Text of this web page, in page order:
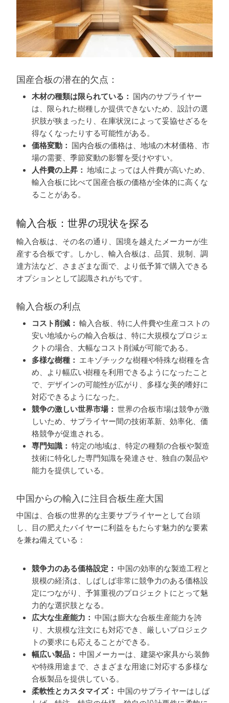
国産合板の潜在的欠点：
木材の種類は限られている： 国内のサプライヤー
は、限られた樹種しか提供できないため、設計の選
択肢が狭まったり、在庫状況によって妥協せざるを
得なくなったりする可能性がある。
価格変動： 国内合板の価格は、地域の木材価格、市
場の需要、季節変動の影響を受けやすい。
人件費の上昇： 地域によっては人件費が高いため、
輸入合板に比べて国産合板の価格が全体的に高くな
ることがある。
輸入合板：世界の現状を探る
輸入合板は、その名の通り、国境を越えたメーカーが生
産する合板です。しかし、輸入合板は、品質、規制、調
達方法など、さまざまな面で、より低予算で購入できる
オプションとして認識されがちです。
輸入合板の利点
コスト削減： 輸入合板、特に人件費や生産コストの
安い地域からの輸入合板は、特に大規模なプロジェ
クトの場合、大幅なコスト削減が可能である。
多様な樹種： エキゾチックな樹種や特殊な樹種を含
め、より幅広い樹種を利用できるようになったこと
で、デザインの可能性が広がり、多様な美的嗜好に
対応できるようになった。
競争の激しい世界市場： 世界の合板市場は競争が激
しいため、サプライヤー間の技術革新、効率化、価
格競争が促進される。
専門知識： 特定の地域は、特定の種類の合板や製造
技術に特化した専門知識を発達させ、独自の製品や
能力を提供している。
中国からの輸入に注目合板生産大国
中国は、合板の世界的な主要サプライヤーとして台頭
し、目の肥えたバイヤーに利益をもたらす魅力的な要素
を兼ね備えている：
競争力のある価格設定： 中国の効率的な製造工程と
規模の経済は、しばしば非常に競争力のある価格設
定につながり、予算重視のプロジェクトにとって魅
力的な選択肢となる。
広大な生産能力： 中国は膨大な合板生産能力を誇
り、大規模な注文にも対応でき、厳しいプロジェク
トの要求にも応えることができる。
幅広い製品： 中国メーカーは、建築や家具から装飾
や特殊用途まで、さまざまな用途に対応する多様な
合板製品を提供している。
柔軟性とカスタマイズ： 中国のサプライヤーはしば